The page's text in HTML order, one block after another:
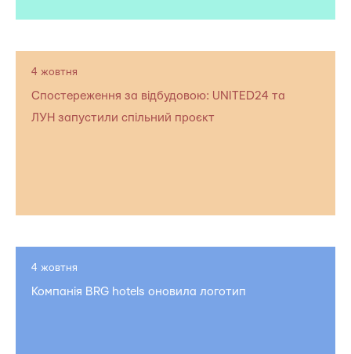
4 жовтня
Спостереження за відбудовою: UNITED24 та
ЛУН запустили спільний проєкт
4 жовтня
Компанія BRG hotels оновила логотип